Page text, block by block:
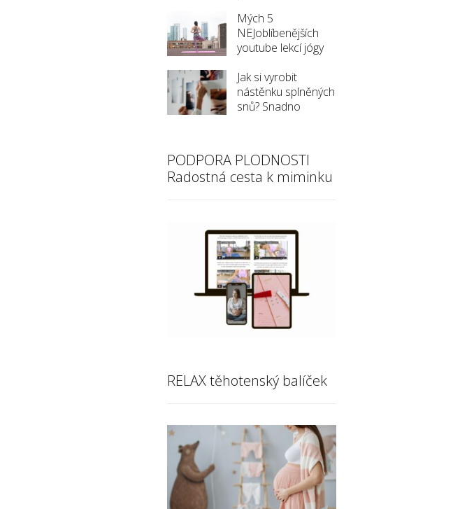
Mých 5
NEJoblíbenějších
youtube lekcí jógy
Jak si vyrobit
nástěnku splněných
snů? Snadno
PODPORA PLODNOSTI
Radostná cesta k miminku
RELAX těhotenský balíček